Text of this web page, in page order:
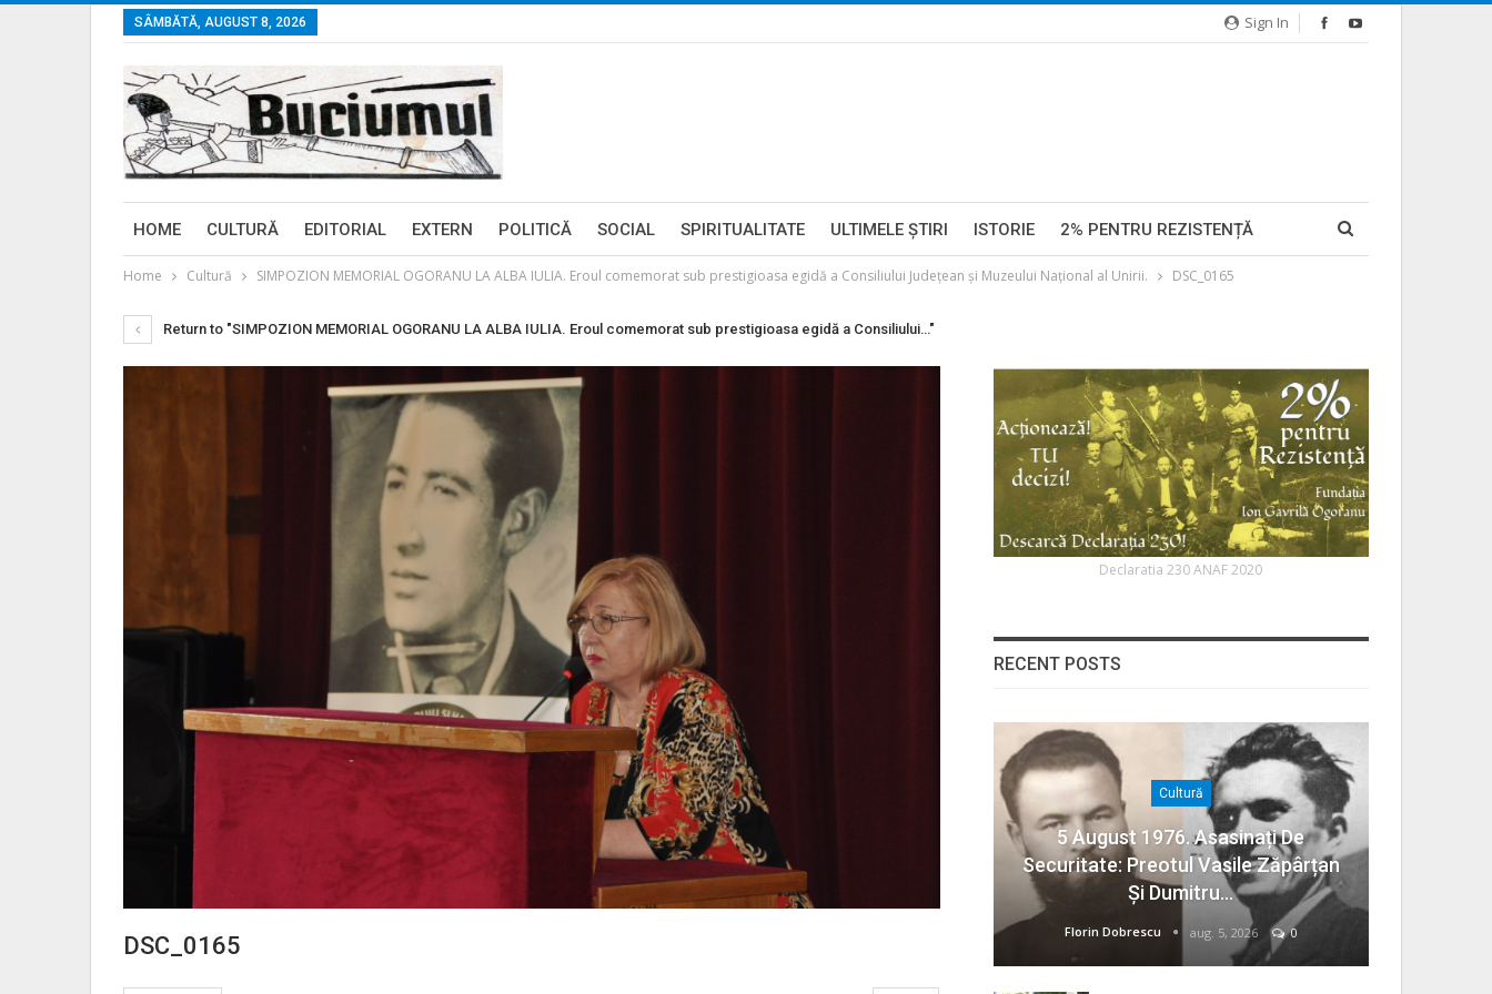
Sign In
SÂMBĂTĂ, AUGUST 8, 2026
HOME CULTURĂ EDITORIAL EXTERN POLITICĂ SOCIAL SPIRITUALITATE ULTIMELE ŞTIRI ISTORIE 2% PENTRU REZISTENȚĂ
Home Cultură SIMPOZION MEMORIAL OGORANU LA ALBA IULIA. Eroul comemorat sub prestigioasa egidă a Consiliului Judeţean şi Muzeului Naţional al Unirii. DSC_0165
Return to "SIMPOZION MEMORIAL OGORANU LA ALBA IULIA. Eroul comemorat sub prestigioasa egidă a Consiliului…"
DSC_0165
Declaratia 230 ANAF 2020
RECENT POSTS
Cultură
5 August 1976. Asasinați De
Securitate: Preotul Vasile Zăpârțan
Și Dumitru…
Florin Dobrescu aug. 5, 2026 0